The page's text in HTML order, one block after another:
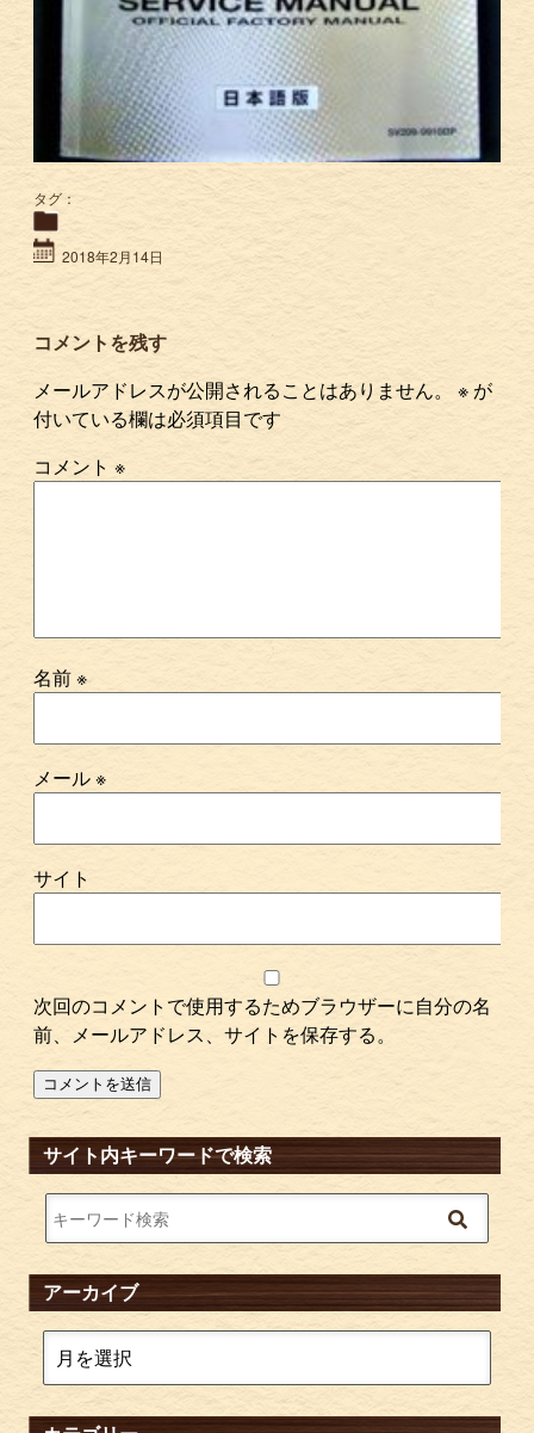
タグ：
2018年2月14日
コメントを残す
メールアドレスが公開されることはありません。
※ が
付いている欄は必須項目です
コメント※
名前※
メール※
サイト
次回のコメントで使用するためブラウザーに自分の名
前、メールアドレス、サイトを保存する。
サイト内キーワードで検索
アーカイブ